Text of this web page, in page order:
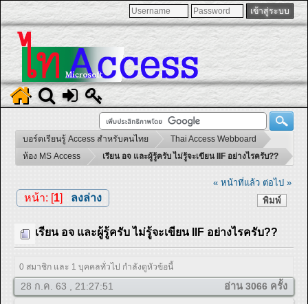
บอร์ดเรียนรู้ Access สำหรับคนไทย
Thai Access Webboard
ห้อง MS Access
เรียน อจ และผู้รู้ครับ ไม่รู้จะเขียน IIF อย่างไรครับ??
« หน้าที่แล้ว ต่อไป »
พิมพ์
หน้า: [1] ลงล่าง
เรียน อจ และผู้รู้ครับ ไม่รู้จะเขียน IIF อย่างไรครับ??
0 สมาชิก และ 1 บุคคลทั่วไป กำลังดูหัวข้อนี้
28 ก.ค. 63 , 21:27:51 อ่าน 3066 ครั้ง